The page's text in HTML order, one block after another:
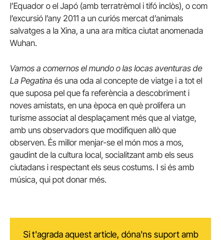
l’Equador o el Japó (amb terratrèmol i tifó inclòs), o com
l’excursió l’any 2011 a un curiós mercat d’animals
salvatges a la Xina, a una ara mítica ciutat anomenada
Wuhan.
Vamos a comernos el mundo o las locas aventuras de
La Pegatina és una oda al concepte de viatge i a tot el
que suposa pel que fa referència a descobriment i
noves amistats, en una època en què prolifera un
turisme associat al desplaçament més que al viatge,
amb uns observadors que modifiquen allò que
observen. És millor menjar-se el món mos a mos,
gaudint de la cultura local, socialitzant amb els seus
ciutadans i respectant els seus costums. I si és amb
música, qui pot donar més.
Si t'agrada aquest article, dóna'ns suport amb